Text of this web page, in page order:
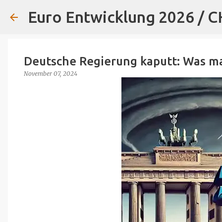
Euro Entwicklung 2026 /
Deutsche Regierung kaputt: Was
November 07, 2024